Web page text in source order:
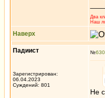
Два
Наш
Наверх
Падиист
Зарегистрирован:
06.04.2023
Суждений: 801
№
Не